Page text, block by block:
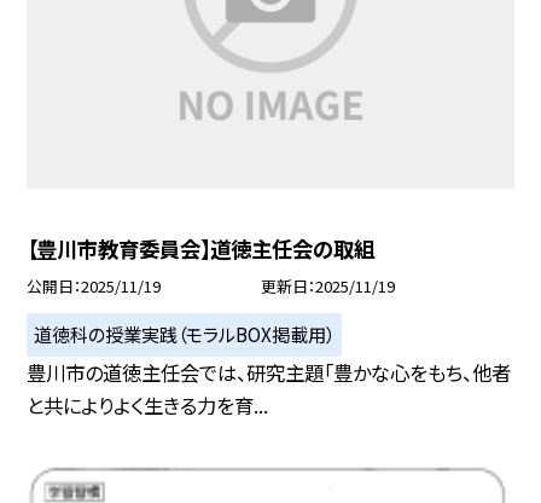
【豊川市教育委員会】道徳主任会の取組
公開日 2025/11/19 更新日 2025/11/19
道徳科の授業実践（モラルBOX掲載用）
豊川市の道徳主任会では、研究主題「豊かな心をもち、他者
と共によりよく生きる力を育...